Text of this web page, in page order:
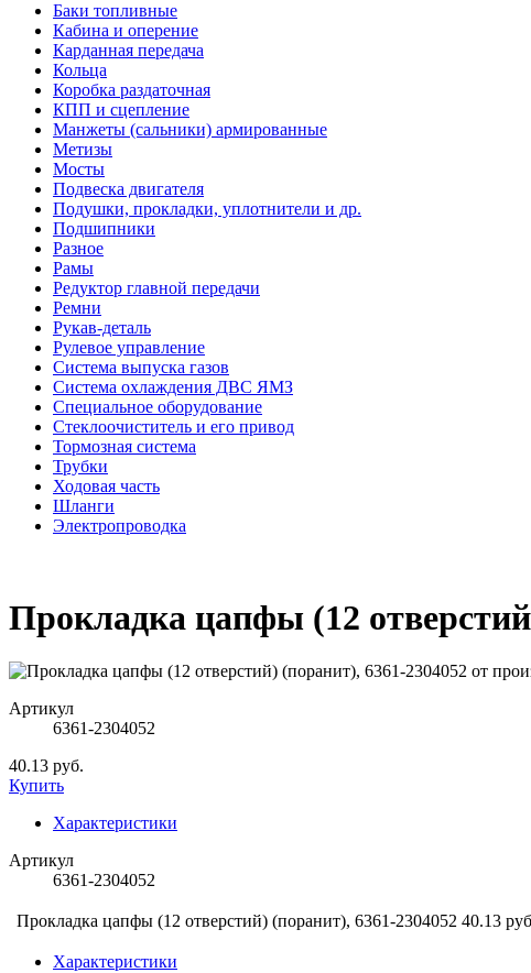
Баки топливные
Кабина и оперение
Карданная передача
Кольца
Коробка раздаточная
КПП и сцепление
Манжеты (сальники) армированные
Метизы
Мосты
Подвеска двигателя
Подушки, прокладки, уплотнители и др.
Подшипники
Разное
Рамы
Редуктор главной передачи
Ремни
Рукав-деталь
Рулевое управление
Система выпуска газов
Система охлаждения ДВС ЯМЗ
Специальное оборудование
Стеклоочиститель и его привод
Тормозная система
Трубки
Ходовая часть
Шланги
Электропроводка
Прокладка цапфы (12
Артикул
6361-2304052
40.13 руб.
Купить
Характеристики
Артикул
6361-2304052
Прокладка цапфы (12 отверстий) (поранит), 6361-2304052 40.13
Характеристики